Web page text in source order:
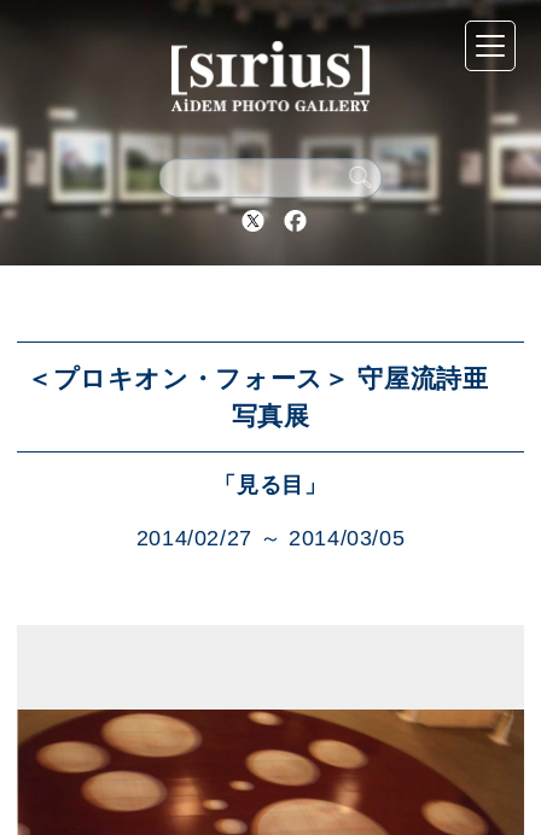
Twitter Facebook
＜プロキオン・フォース＞ 守屋流詩亜
写真展
「見る目」
2014/02/27 ～ 2014/03/05
シリウスについて
展示スケジュール
アクセス
ブログ
展示のお申し込み